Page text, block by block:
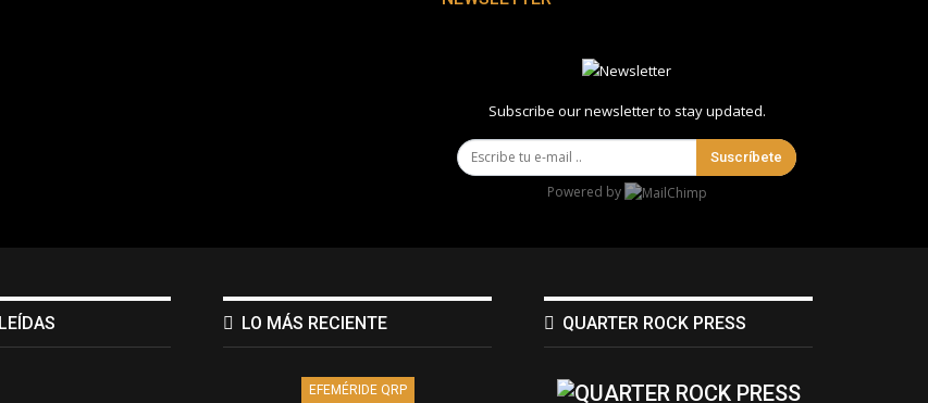
Subscribe our newsletter to stay updated.
Suscríbete
Powered by
LO MÁS RECIENTE
EFEMÉRIDE QRP
QUARTER ROCK PRESS